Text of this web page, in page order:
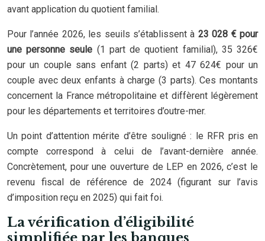
avant application du quotient familial.
Pour l’année 2026, les seuils s’établissent à 23 028 € pour
une personne seule (1 part de quotient familial), 35 326€
pour un couple sans enfant (2 parts) et 47 624€ pour un
couple avec deux enfants à charge (3 parts). Ces montants
concernent la France métropolitaine et diffèrent légèrement
pour les départements et territoires d’outre-mer.
Un point d’attention mérite d’être souligné : le RFR pris en
compte correspond à celui de l’avant-dernière année.
Concrètement, pour une ouverture de LEP en 2026, c’est le
revenu fiscal de référence de 2024 (figurant sur l’avis
d’imposition reçu en 2025) qui fait foi.
La vérification d’éligibilité
simplifiée par les banques